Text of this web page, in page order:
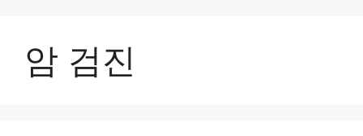
암 검진